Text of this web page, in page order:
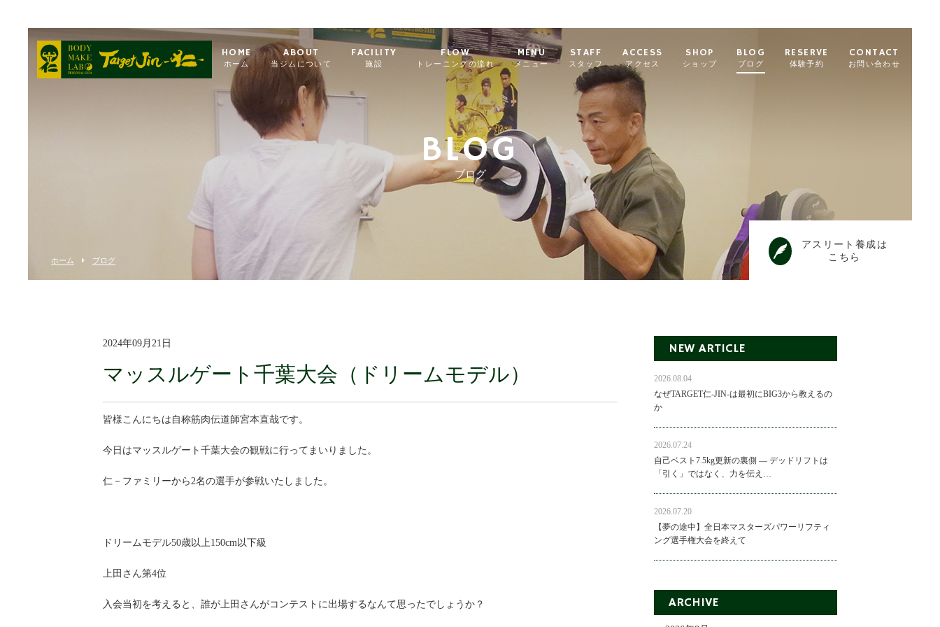
HOME
ホーム
ABOUT
当ジムについて
FACILITY
施設
FLOW
トレーニングの流れ
MENU
メニュー
STAFF
スタッフ
ACCESS
アクセス
SHOP
ショップ
BLOG
ブログ
RESERVE
体験予約
CONTACT
お問い合わせ
BLOG
ブログ
ホーム ブログ
アスリート養成は
こちら
2024年09月21日
マッスルゲート千葉大会（ドリームモデル）
皆様こんにちは自称筋肉伝道師宮本直哉です。
今日はマッスルゲート千葉大会の観戦に行ってまいりました。
仁－ファミリーから2名の選手が参戦いたしました。
ドリームモデル50歳以上150cm以下級
上田さん第4位
入会当初を考えると、誰が上田さんがコンテストに出場するなんて思ったでしょうか？
NEW ARTICLE
2026.08.04
なぜTARGET仁-JIN-は最初にBIG3から教えるの
か
2026.07.24
自己ベスト7.5kg更新の裏側 ― デッドリフトは
「引く」ではなく、力を伝え…
2026.07.20
【夢の途中】全日本マスターズパワーリフティ
ング選手権大会を終えて
ARCHIVE